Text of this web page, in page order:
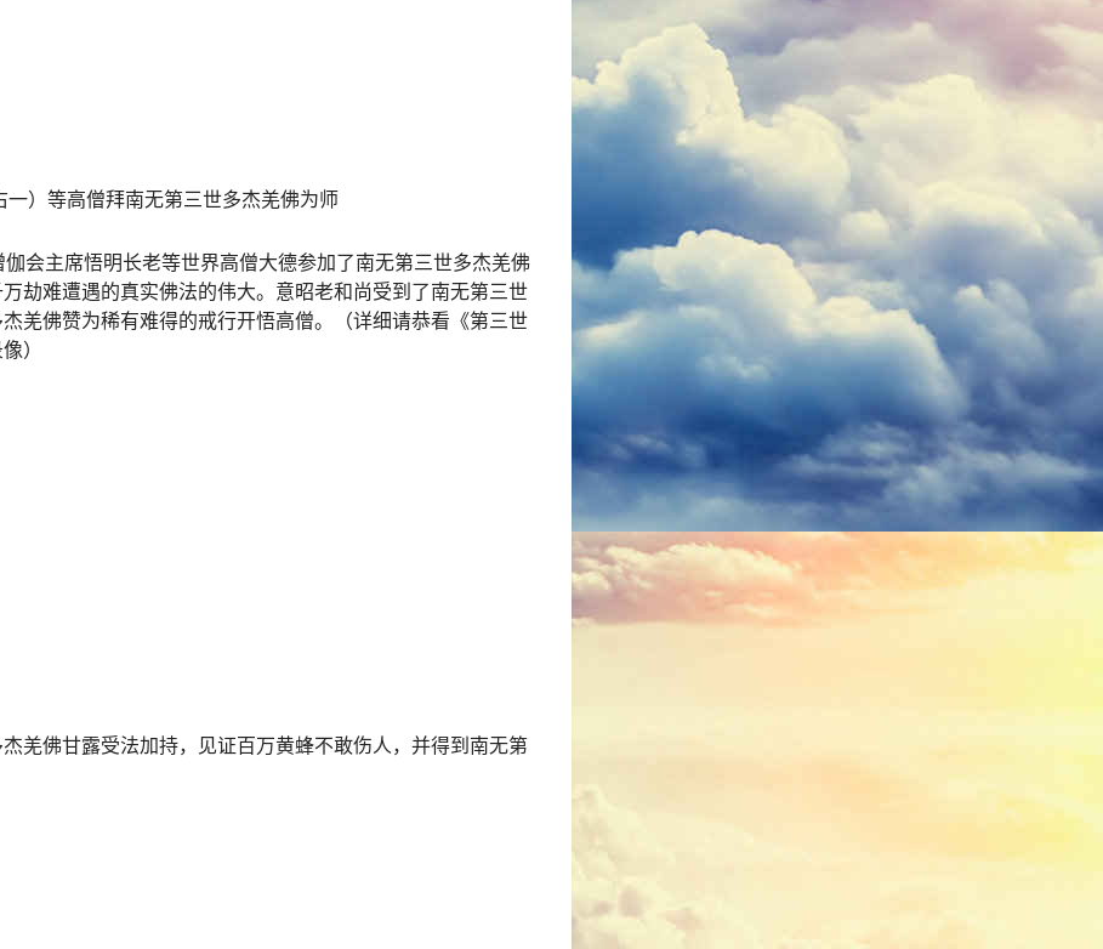
）等高僧拜南无第三世多杰羌佛为师
会主席悟明长老等世界高僧大德参加了南无第三世多杰羌佛
劫难遭遇的真实佛法的伟大。意昭老和尚受到了南无第三世